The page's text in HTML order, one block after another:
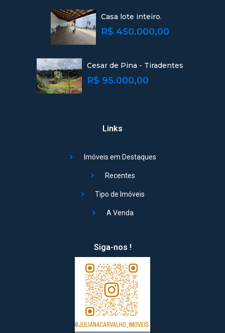
Casa lote inteiro.
R$ 450.000,00
Cesar de Pina - Tiradentes
R$ 95.000,00
Links
Imóveis em Destaques
Recentes
Tipo de Imóveis
A Venda
Siga-nos !